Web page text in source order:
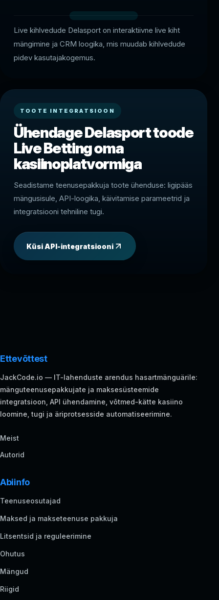
Live kihlvedude Delasport on interaktiivne live kiht
mängimine ja CRM loogika, mis muudab kihlvedude
pidev kasutajakogemus.
TOOTE INTEGRATSIOON
Ühendage Delasport toode
Live Betting oma
kasiinoplatvormiga
Seadistame teenusepakkuja toote ühenduse: ligipääs
mängusisule, API-loogika, käivitamise parameetrid ja
integratsiooni tehniline tugi.
Küsi API-integratsiooni
Ettevõttest
JackCode.io — IT-lahenduste arendus hasartmänguärile:
mänguteenusepakkujate ja maksesüsteemide
integratsioon, API ühendamine, võtmed-kätte kasiino
loomine, tugi ja äriprotsesside automatiseerimine.
Meist
Autorid
Abiinfo
Teenuseosutajad
Maksed ja makseteenuse pakkuja
Litsentsid ja reguleerimine
Ohutus
Mängud
Riigid